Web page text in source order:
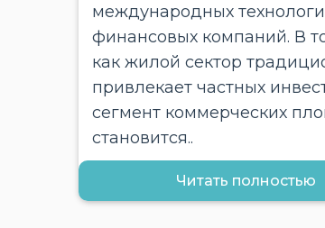
международных
финансовых компаний. В
как жилой сектор
привлекает частных
сегмент коммерческих
становится..
Читать полностью